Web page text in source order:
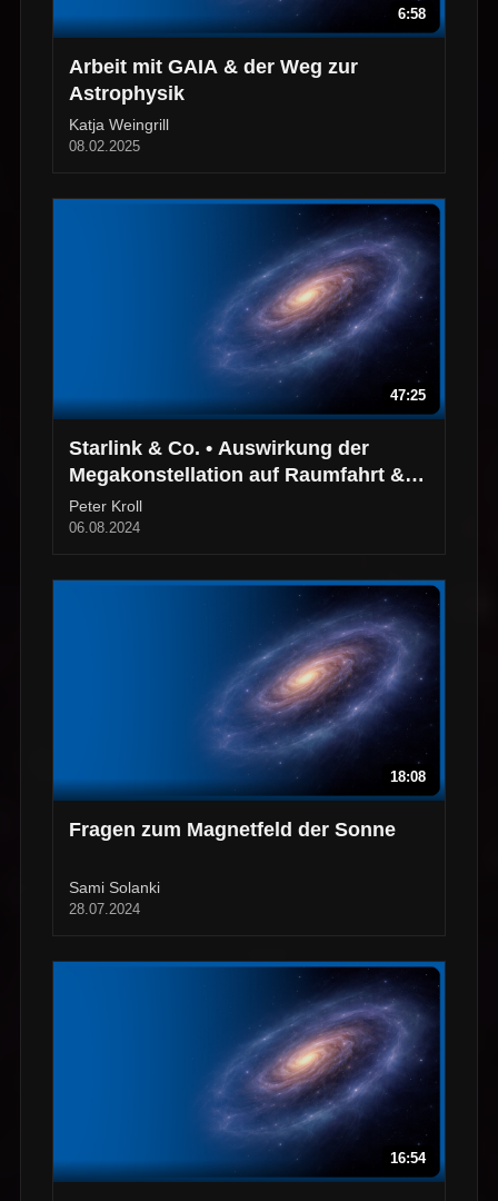
6:58
Arbeit mit GAIA & der Weg zur
Astrophysik
Katja Weingrill
08.02.2025
47:25
Starlink & Co. • Auswirkung der
Megakonstellation auf Raumfahrt &
Astronomie
Peter Kroll
06.08.2024
18:08
Fragen zum Magnetfeld der Sonne
Sami Solanki
28.07.2024
16:54